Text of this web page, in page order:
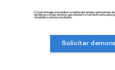
A Cyan entrega uma análise completa das janelas operacionais
climáticos e sinais técnicos que orientam o momento certo para
retrabalho e otimiza resultados.
Solicitar